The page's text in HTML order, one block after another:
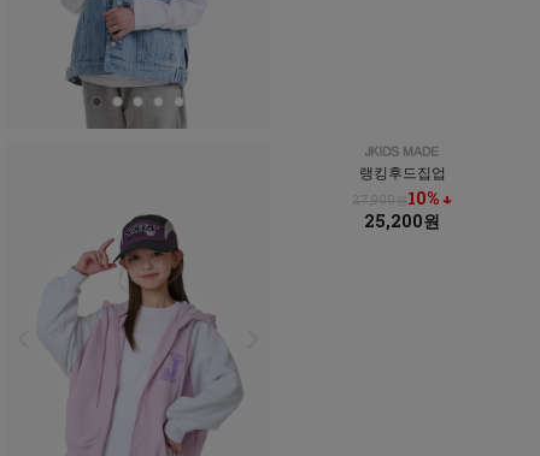
랭킹후드집업
27,900원10% ↓
25,200원